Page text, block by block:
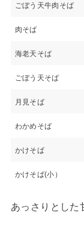
ごぼう天牛肉そば
肉そば
海老天そば
ごぼう天そば
月見そば
わかめそば
かけそば
かけそば(小）
あっさりとした